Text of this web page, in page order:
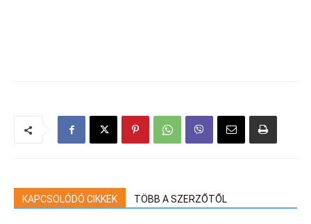
KAPCSOLÓDÓ CIKKEK TÖBB A SZERZŐTŐL